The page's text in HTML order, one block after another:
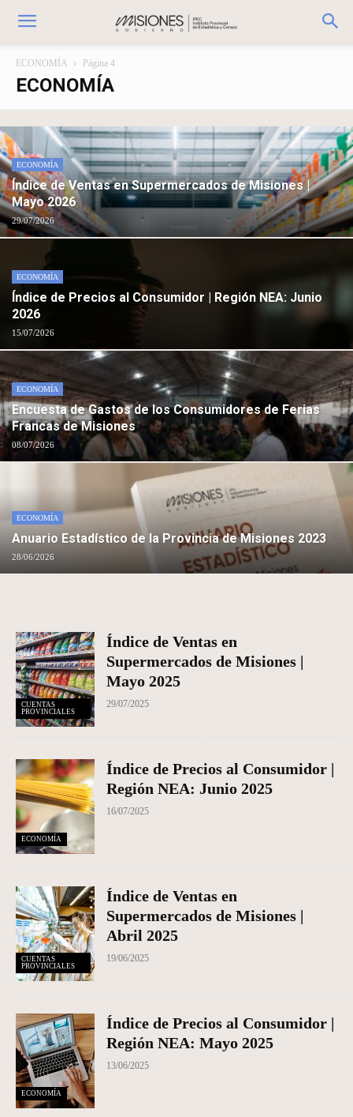
ECONOMÍA Página 4
ECONOMÍA
ECONOMÍA
Índice de Ventas en Supermercados de Misiones |
Mayo 2026
29/07/2026
ECONOMÍA
Índice de Precios al Consumidor | Región NEA: Junio
2026
15/07/2026
ECONOMÍA
Encuesta de Gastos de los Consumidores de Ferias
Francas de Misiones
08/07/2026
ECONOMÍA
Anuario Estadístico de la Provincia de Misiones 2023
28/06/2026
CUENTAS
PROVINCIALES
Índice de Ventas en
Supermercados de Misiones |
Mayo 2025
29/07/2025
ECONOMÍA
Índice de Precios al Consumidor |
Región NEA: Junio 2025
16/07/2025
CUENTAS
PROVINCIALES
Índice de Ventas en
Supermercados de Misiones |
Abril 2025
19/06/2025
ECONOMÍA
Índice de Precios al Consumidor |
Región NEA: Mayo 2025
13/06/2025